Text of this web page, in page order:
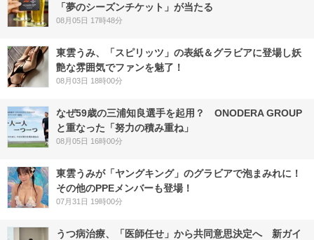
「夢のシーズンチケット」が当たる
08月05日 17時48分
東雲うみ、「スピリッツ」の表紙＆グラビアに登場し妖
艶な雰囲気でファンを魅了！
08月03日 18時00分
なぜ59歳の三浦知良選手を起用？ ONODERA GROUP
と重なった「努力の積み重ね」
08月05日 16時00分
東雲うみが「ヤングキング」のグラビアで泡まみれに！
その他のPPEメンバーも登場！
07月31日 19時00分
うつ病治療、「医師任せ」から共同意思決定へ 新ガイ